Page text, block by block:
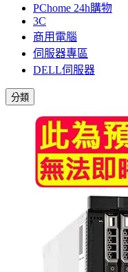
PChome 24h購物
3C
商用電腦
伺服器專區
DELL伺服器
分類